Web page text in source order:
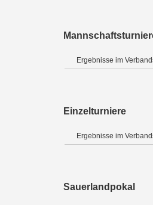
Ergebnisse im
Einzelturniere
Ergebnisse im
Sauerlandpokal